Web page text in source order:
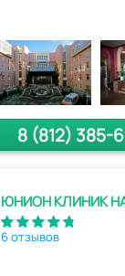
8 (812) 385-
ЮНИОН КЛИНИК
6 отзывов